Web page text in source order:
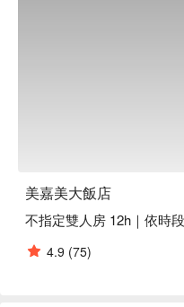
美嘉美大飯店
不指定雙人房 12h｜依時
4.9 (75)